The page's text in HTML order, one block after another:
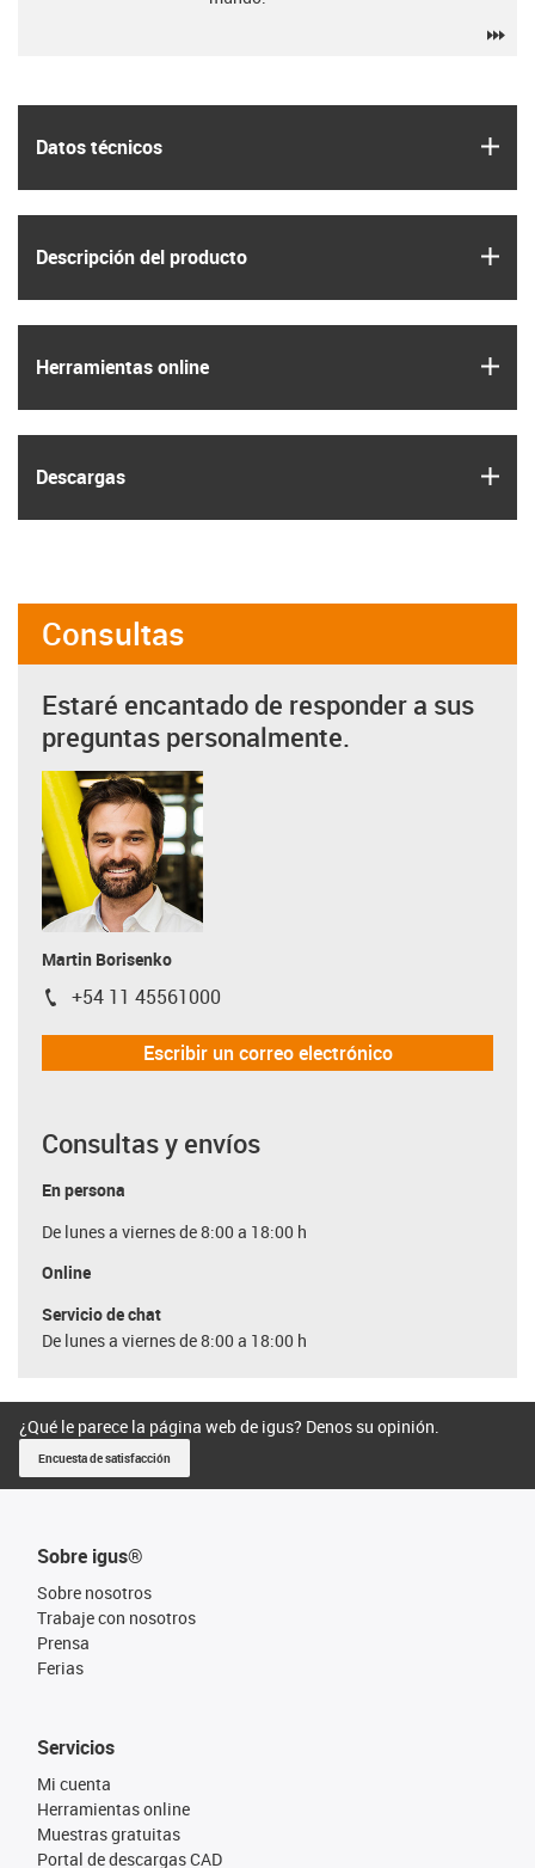
Datos técnicos
Descripción del producto
Herramientas online
Descargas
Consultas
Estaré encantado de responder a sus
preguntas personalmente.
Martin Borisenko
igus-icon-phone
+54 11 45561000
Escribir un correo electrónico
Consultas y envíos
En persona
De lunes a viernes de 8:00 a 18:00 h
Online
Servicio de chat
De lunes a viernes de 8:00 a 18:00 h
¿Qué le parece la página web de igus? Denos su opinión.
Encuesta de satisfacción
Sobre igus®
Sobre nosotros
Trabaje con nosotros
Prensa
Ferias
Servicios
Mi cuenta
Herramientas online
Muestras gratuitas
Portal de descargas CAD